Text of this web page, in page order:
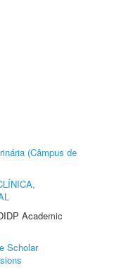
(Câmpus de
Academic
Scholar